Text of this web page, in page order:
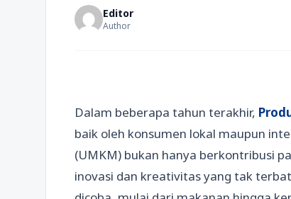
Editor
Author
Dalam beberapa tahun terakhir,
baik oleh konsumen lokal maupun
(UMKM) bukan hanya berkontribusi
inovasi dan kreativitas yang tak